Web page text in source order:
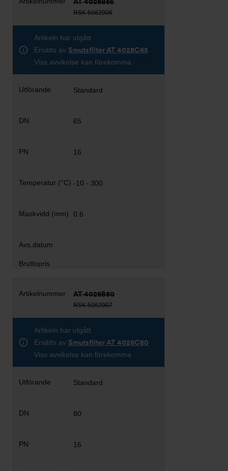
RSK 5062906
Artikeln har utgått
Ersätts av Smutsfilter AT 4028C65
Viss avvikelse kan förekomma
Standard
65
16
-10 - 300
0.6
AT 4028B80
RSK 5062907
Artikeln har utgått
Ersätts av Smutsfilter AT 4028C80
Viss avvikelse kan förekomma
Standard
80
16